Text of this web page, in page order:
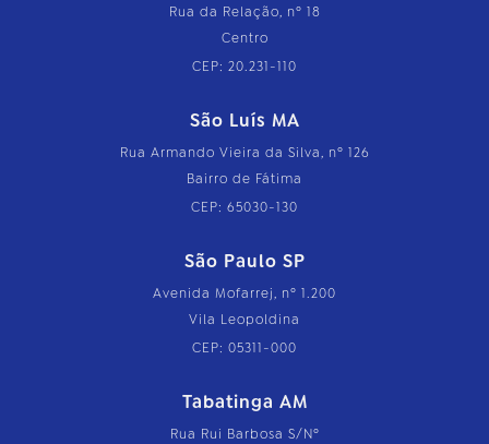
Rua da Relação, nº 18
Centro
CEP: 20.231-110
São Luís MA
Rua Armando Vieira da Silva, nº 126
Bairro de Fátima
CEP: 65030-130
São Paulo SP
Avenida Mofarrej, nº 1.200
Vila Leopoldina
CEP: 05311-000
Tabatinga AM
Rua Rui Barbosa S/Nº